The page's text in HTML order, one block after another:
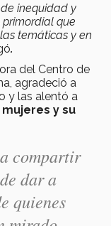
inequidad y
que
temáticas y en
.
del Centro de
agradeció a
y las alentó a
y su
compartir
dar a
quienes